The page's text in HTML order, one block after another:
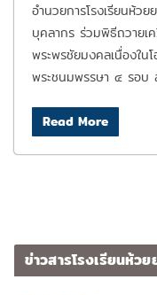
อำนวยการโรงเรียนห้
บุคลากร ร่วมพิธีถวายเ
พระพรชัยมงคลเนื่องใน
พระชนมพรรษา ๔ รอบ
Read More
ข่าวสารโรงเรียนห้ว